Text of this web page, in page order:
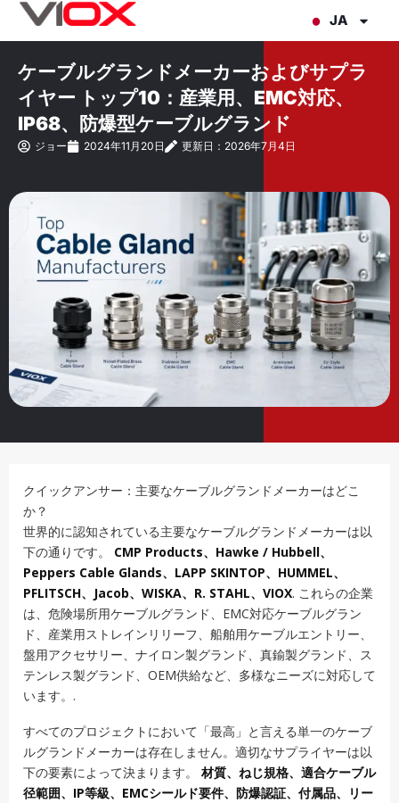
JA
ケーブルグランドメーカーおよびサプラ
イヤー トップ10：産業用、EMC対応、
IP68、防爆型ケーブルグランド
ジョー 2024年11月20日 更新日：2026年7月4日
クイックアンサー：主要なケーブルグランドメーカーはどこ
か？
世界的に認知されている主要なケーブルグランドメーカーは以
下の通りです。 CMP Products、Hawke / Hubbell、
Peppers Cable Glands、LAPP SKINTOP、HUMMEL、
PFLITSCH、Jacob、WISKA、R. STAHL、VIOX. これらの企業
は、危険場所用ケーブルグランド、EMC対応ケーブルグラン
ド、産業用ストレインリリーフ、船舶用ケーブルエントリー、
盤用アクセサリー、ナイロン製グランド、真鍮製グランド、ス
テンレス製グランド、OEM供給など、多様なニーズに対応して
います。.
すべてのプロジェクトにおいて「最高」と言える単一のケーブ
ルグランドメーカーは存在しません。適切なサプライヤーは以
下の要素によって決まります。 材質、ねじ規格、適合ケーブル
径範囲、IP等級、EMCシールド要件、防爆認証、付属品、リー